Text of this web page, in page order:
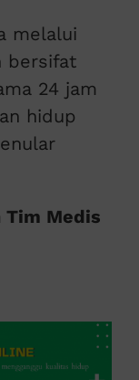
melalui
bersifat
24 jam
hidup
Medis